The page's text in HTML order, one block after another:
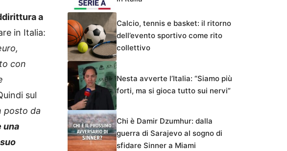
a
in Italia:
con
sul
posto da
una
Calcio, tennis e basket: il ritorno
dell’evento sportivo come rito
collettivo
Nesta avverte l’Italia: “Siamo più
forti, ma si gioca tutto sui nervi”
Chi è Damir Dzumhur: dalla
guerra di Sarajevo al sogno di
sfidare Sinner a Miami